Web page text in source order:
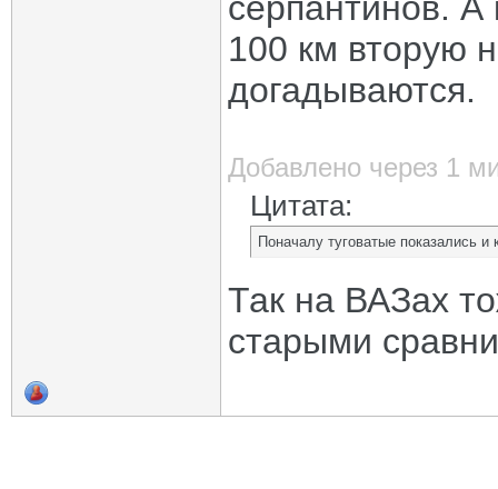
100 км вторую
догадываются.
Добавлено через 1
Цитата:
Поначалу туговатые показались
Так на ВАЗах
старыми